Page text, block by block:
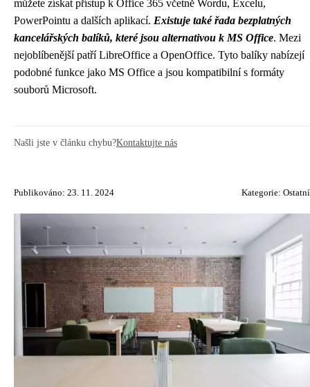
můžete získat přístup k Office 365 včetně Wordu, Excelu,
PowerPointu a dalších aplikací. Existuje také řada bezplatných
kancelářských balíků, které jsou alternativou k MS Office. Mezi
nejoblíbenější patří LibreOffice a OpenOffice. Tyto balíky nabízejí
podobné funkce jako MS Office a jsou kompatibilní s formáty
souborů Microsoft.
Našli jste v článku chybu?Kontaktujte nás
Publikováno: 23. 11. 2024 Kategorie: Ostatní